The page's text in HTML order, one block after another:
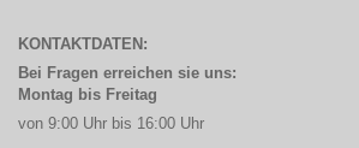
KONTAKTDATEN:
Bei Fragen erreichen sie uns:
Montag bis Freitag
von 9:00 Uhr bis 16:00 Uhr